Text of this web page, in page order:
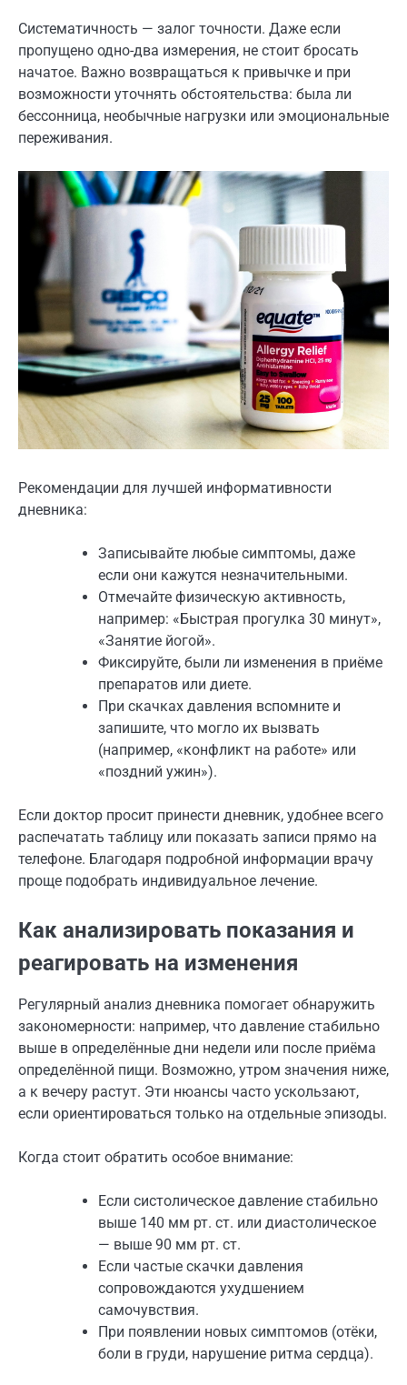
Систематичность — залог точности. Даже если
пропущено одно-два измерения, не стоит бросать
начатое. Важно возвращаться к привычке и при
возможности уточнять обстоятельства: была ли
бессонница, необычные нагрузки или эмоциональные
переживания.
Рекомендации для лучшей информативности
дневника:
Записывайте любые симптомы, даже
если они кажутся незначительными.
Отмечайте физическую активность,
например: «Быстрая прогулка 30 минут»,
«Занятие йогой».
Фиксируйте, были ли изменения в приёме
препаратов или диете.
При скачках давления вспомните и
запишите, что могло их вызвать
(например, «конфликт на работе» или
«поздний ужин»).
Если доктор просит принести дневник, удобнее всего
распечатать таблицу или показать записи прямо на
телефоне. Благодаря подробной информации врачу
проще подобрать индивидуальное лечение.
Как анализировать показания и
реагировать на изменения
Регулярный анализ дневника помогает обнаружить
закономерности: например, что давление стабильно
выше в определённые дни недели или после приёма
определённой пищи. Возможно, утром значения ниже,
а к вечеру растут. Эти нюансы часто ускользают,
если ориентироваться только на отдельные эпизоды.
Когда стоит обратить особое внимание:
Если систолическое давление стабильно
выше 140 мм рт. ст. или диастолическое
— выше 90 мм рт. ст.
Если частые скачки давления
сопровождаются ухудшением
самочувствия.
При появлении новых симптомов (отёки,
боли в груди, нарушение ритма сердца).